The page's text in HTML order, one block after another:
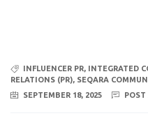
INFLUENCER PR, INTEGRATED
RELATIONS (PR), SEQARA
SEPTEMBER 18, 2025
POST